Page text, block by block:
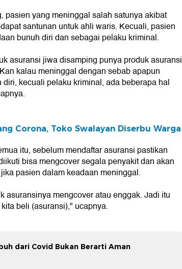
pasien yang meninggal salah satunya akibat
santunan untuk ahli waris. Kecuali, pasien
bunuh diri dan sebagai pelaku kriminal.
asuransi jiwa disamping punya produk asuransi
kalau meninggal dengan sebab apapun
kecuali pelaku kriminal, ada beberapa hal
Corona, Toko Swalayan Diserbu Warga
itu, sebelum mendaftar asuransi pastikan
bisa mengcover segala penyakit dan akan
pasien dalam keadaan meninggal.
asuransinya mengcover atau enggak. Jadi itu
beli (asuransi)," ucapnya.
dari Covid Bukan Berarti Aman